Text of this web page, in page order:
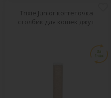
Trixie Junior когтеточка
столбик для кошек джут